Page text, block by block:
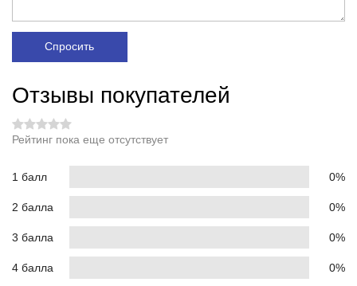
Спросить
Отзывы покупателей
Рейтинг пока еще отсутствует
1 балл 0%
2 балла 0%
3 балла 0%
4 балла 0%